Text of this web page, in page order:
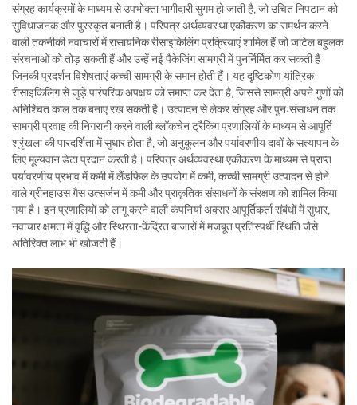
संग्रह कार्यक्रमों के माध्यम से उपभोक्ता भागीदारी सुगम हो जाती है, जो उचित निपटान को
सुविधाजनक और पुरस्कृत बनाती है। परिपत्र अर्थव्यवस्था एकीकरण का समर्थन करने
वाली तकनीकी नवाचारों में रासायनिक रीसाइकिलिंग प्रक्रियाएं शामिल हैं जो जटिल बहुलक
संरचनाओं को तोड़ सकती हैं और उन्हें नई पैकेजिंग सामग्री में पुनर्निर्मित कर सकती हैं
जिनकी प्रदर्शन विशेषताएं कच्ची सामग्री के समान होती हैं। यह दृष्टिकोण यांत्रिक
रीसाइकिलिंग से जुड़े पारंपरिक अपक्षय को समाप्त कर देता है, जिससे सामग्री अपने गुणों को
अनिश्चित काल तक बनाए रख सकती है। उत्पादन से लेकर संग्रह और पुनःसंसाधन तक
सामग्री प्रवाह की निगरानी करने वाली ब्लॉकचेन ट्रैकिंग प्रणालियों के माध्यम से आपूर्ति
श्रृंखला की पारदर्शिता में सुधार होता है, जो अनुकूलन और पर्यावरणीय दावों के सत्यापन के
लिए मूल्यवान डेटा प्रदान करती है। परिपत्र अर्थव्यवस्था एकीकरण के माध्यम से प्राप्त
पर्यावरणीय प्रभाव में कमी में लैंडफिल के उपयोग में कमी, कच्ची सामग्री उत्पादन से होने
वाले ग्रीनहाउस गैस उत्सर्जन में कमी और प्राकृतिक संसाधनों के संरक्षण को शामिल किया
गया है। इन प्रणालियों को लागू करने वाली कंपनियां अक्सर आपूर्तिकर्ता संबंधों में सुधार,
नवाचार क्षमता में वृद्धि और स्थिरता-केंद्रित बाजारों में मजबूत प्रतिस्पर्धी स्थिति जैसे
अतिरिक्त लाभ भी खोजती हैं।